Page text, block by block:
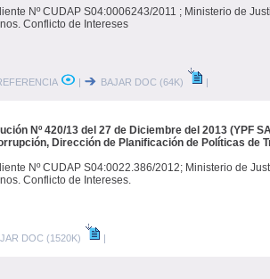
Nº CUDAP S04:0006243/2011 ; Ministerio de
Conflicto de Intereses
| BAJAR DOC (64K) |
Nº 420/13 del 27 de Diciembre del 2013 (YPF
Dirección de Planificación de Políticas de
Nº CUDAP S04:0022.386/2012; Ministerio de
Conflicto de Intereses.
DOC (1520K) |